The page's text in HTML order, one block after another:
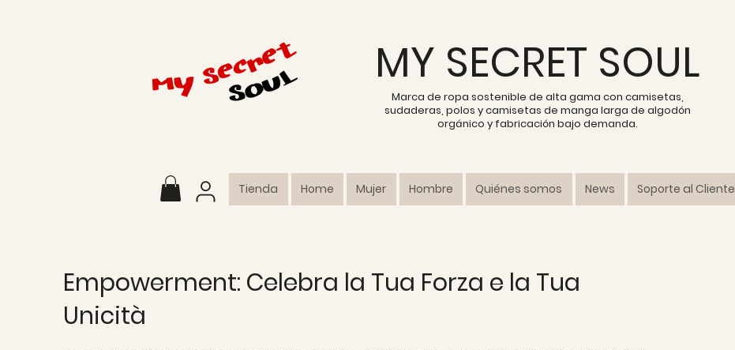
MY SECRET SOUL
Marca de ropa sostenible de alta gama con camisetas,
sudaderas, polos y camisetas de manga larga de algodón
orgánico y fabricación bajo demanda.
Tienda Home Mujer Hombre Quiénes somos News Soporte al Cliente
Empowerment: Celebra la Tua Forza e la Tua
Unicità